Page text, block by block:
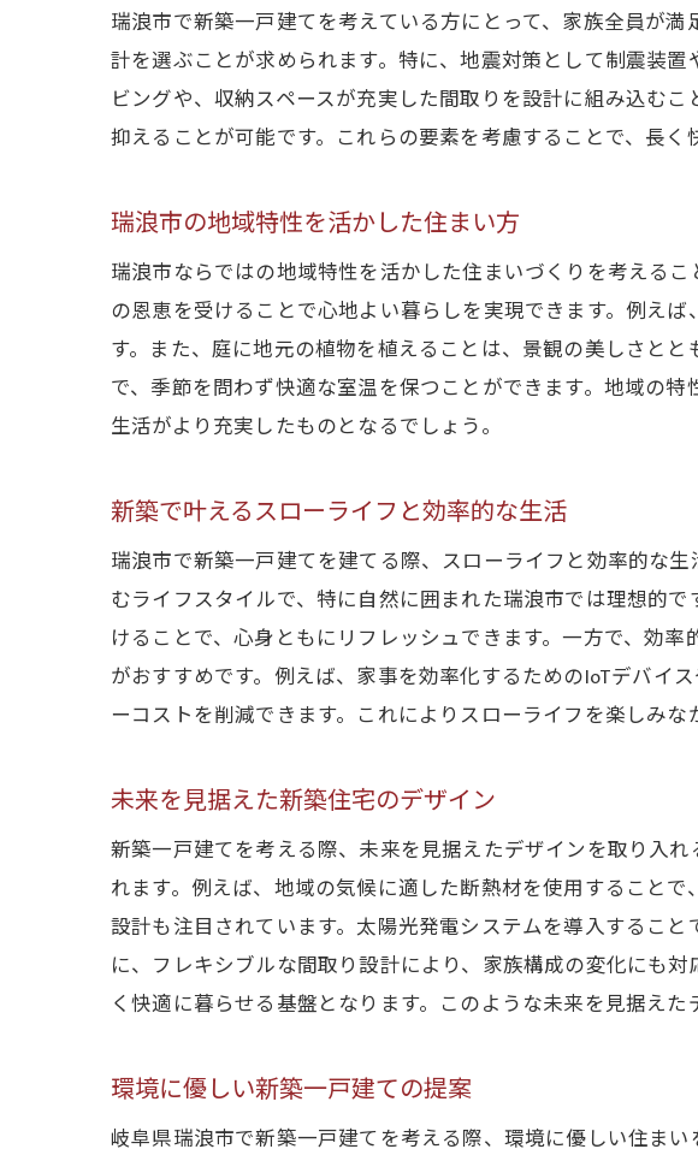
自然災害
エネルギ
新築で実
地元素
スマー
最新のセ
地域特有
新築一戸建て
新築で
最新の耐
免震・制
地震対策
新築で家
新築一戸
地域の防
新築住宅
瑞浪市
地域コミ
瑞浪市で新築一戸建てを考えている方にとって、家族全員が
計を選ぶことが求められます。特に、地震対策として制震装
ビングや、収納スペースが充実した間取りを設計に組み込む
抑えることが可能です。これらの要素を考慮することで、長く
瑞浪市の地域特性を活かした住まい方
瑞浪市ならではの地域特性を活かした住まいづくりを考える
の恩恵を受けることで心地よい暮らしを実現できます。例え
す。また、庭に地元の植物を植えることは、景観の美しさと
で、季節を問わず快適な室温を保つことができます。地域の
生活がより充実したものとなるでしょう。
新築で叶えるスローライフと効率的な生活
瑞浪市で新築一戸建てを建てる際、スローライフと効率的な
むライフスタイルで、特に自然に囲まれた瑞浪市では理想的
けることで、心身ともにリフレッシュできます。一方で、効
がおすすめです。例えば、家事を効率化するためのIoTデバイ
ーコストを削減できます。これによりスローライフを楽しみな
未来を見据えた新築住宅のデザイン
新築一戸建てを考える際、未来を見据えたデザインを取り入
れます。例えば、地域の気候に適した断熱材を使用すること
設計も注目されています。太陽光発電システムを導入するこ
に、フレキシブルな間取り設計により、家族構成の変化にも
く快適に暮らせる基盤となります。このような未来を見据え
環境に優しい新築一戸建ての提案
岐阜県瑞浪市で新築一戸建てを考える際、環境に優しい住ま